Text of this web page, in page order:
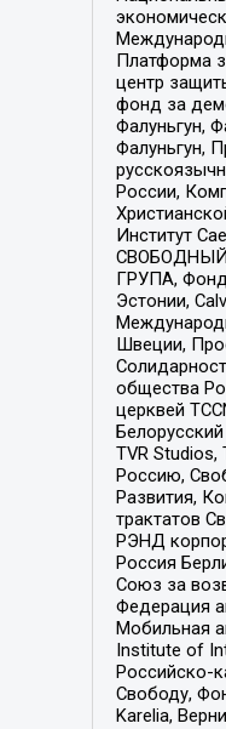
Платформа
центр
фонд за
Фалуньгун,
Фалуньгун,
России,
Институт
СВОБОДНЫЙ
ГРУПА, Фонд
Эстонии,
Швеции,
общества
церквей
TVR
Россию,
Развития,
трактатов
РЭНД
Россия
Союз за
Федерация
Мобильная
Institute of
Российско-
Свободу,
Karelia,